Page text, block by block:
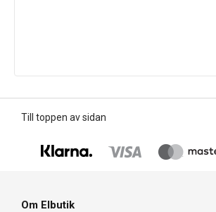
Till toppen av sidan
Om Elbutik